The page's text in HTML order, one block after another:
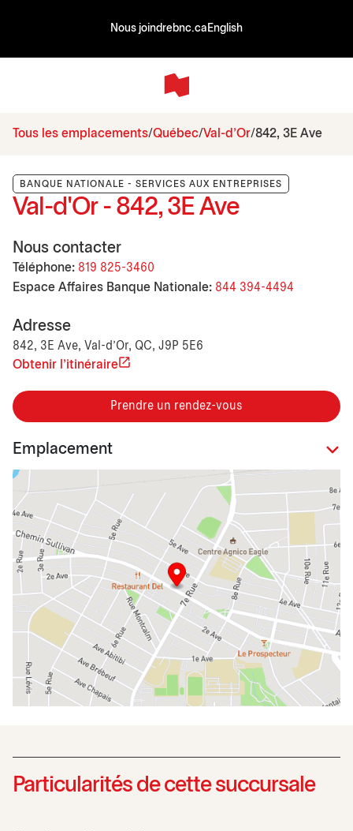
Nous joindrebnc.ca English
Tous les emplacements Québec Val-d'Or 842, 3E Ave
BANQUE NATIONALE - SERVICES AUX ENTREPRISES
Val-d'Or - 842, 3E Ave
Nous contacter
Téléphone: 819 825-3460
Espace Affaires Banque Nationale: 844 394-4494
Adresse
842, 3E Ave, Val-d'Or, QC, J9P 5E6
Obtenir l'itinéraire
Prendre un rendez-vous
Emplacement
Particularités de cette succursale